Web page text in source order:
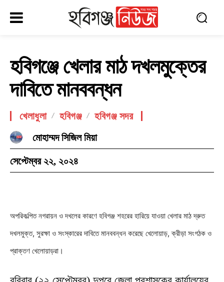
হবিগঞ্জে খেলার মাঠ দখলমুক্তের
দাবিতে মানববন্ধন
খেলাধুলা হবিগঞ্জ
হবিগঞ্জ সদর
মোহাম্মদ সিজিল মিয়া
সেপ্টেম্বর ২২, ২০২৪
অপরিকল্পিত নগরায়ন ও দখলের কারণে হবিগঞ্জ শহরের হারিয়ে যাওয়া খেলার মাঠ দ্রুত
দখলমুক্ত, সুরক্ষা ও সংস্কারের দাবিতে মানববন্ধন করেছে খেলোয়াড়, ক্রীড়া সংগঠক ও
প্রাক্তণ খেলোয়াড়রা।